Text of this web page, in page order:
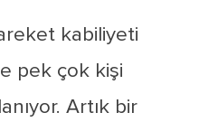
kabiliyeti
pek çok kişi
Artık bir